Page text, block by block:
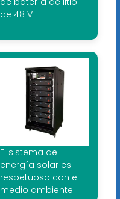
de 48 V
El sistema de
energía solar es
respetuoso con el
medio ambiente